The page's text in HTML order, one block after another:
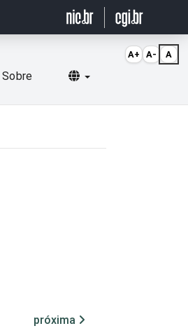
Sobre Selecionar idioma
próxima
A+ A- A